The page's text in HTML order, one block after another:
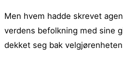
Men hvem hadde skrevet
verdens befolkning med sine
dekket seg bak